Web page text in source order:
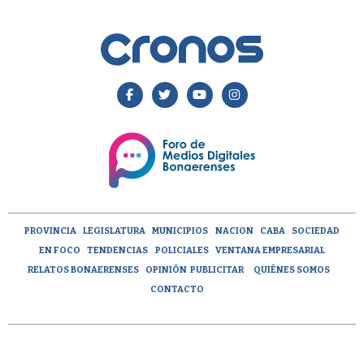
PROVINCIA LEGISLATURA MUNICIPIOS NACION CABA
SOCIEDAD
EN FOCO
TENDENCIAS POLICIALES
VENTANA EMPRESARIAL
RELATOS BONAERENSES
OPINIÓN PUBLICITAR
QUIÉNES SOMOS
CONTACTO